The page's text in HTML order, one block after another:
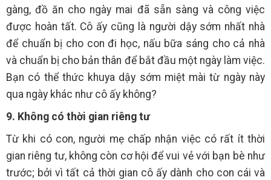
gàng, đồ ăn cho ngày mai đã sẵn sàng và công việc
được hoàn tất. Cô ấy cũng là người dậy sớm nhất nhà
để chuẩn bị cho con đi học, nấu bữa sáng cho cả nhà
và chuẩn bị cho bản thân để bắt đầu một ngày làm việc.
Bạn có thể thức khuya dậy sớm miệt mài từ ngày này
qua ngày khác như cô ấy không?
9. Không có thời gian riêng tư
Từ khi có con, người mẹ chấp nhận việc có rất ít thời
gian riêng tư, không còn cơ hội để vui vẻ với bạn bè như
trước; bởi vì tất cả thời gian cô ấy dành cho con cái và